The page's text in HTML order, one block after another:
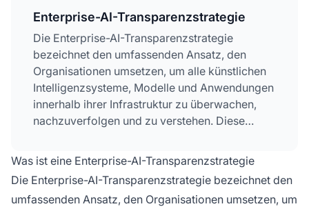
Enterprise-AI-Transparenzstrategie
Die Enterprise-AI-Transparenzstrategie
bezeichnet den umfassenden Ansatz, den
Organisationen umsetzen, um alle künstlichen
Intelligenzsysteme, Modelle und Anwendungen
innerhalb ihrer Infrastruktur zu überwachen,
nachzuverfolgen und zu verstehen. Diese
welche KI-Systeme verwendet werden, wie sie
performen, wer sie nutzt und welche Risiken sie
im gesamten Unternehmen darstellen. Für
große Unternehmen, die Hunderte oder
Was ist eine Enterprise-AI-Transparenzstrategie
Die Enterprise-AI-Transparenzstrategie bezeichnet den
umfassenden Ansatz, den Organisationen umsetzen, um